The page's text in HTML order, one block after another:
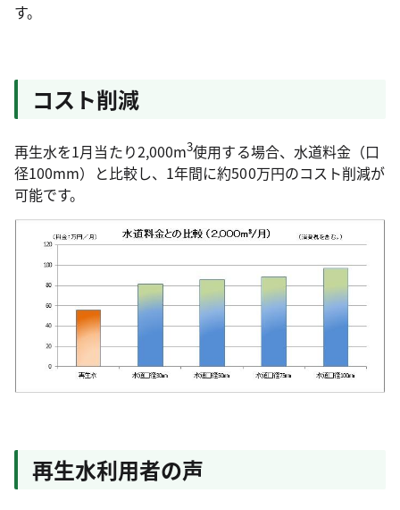
す。
コスト削減
再生水を1月当たり2,000m3使用する場合、水道料金（口
径100mm）と比較し、1年間に約500万円のコスト削減が
可能です。
再生水利用者の声